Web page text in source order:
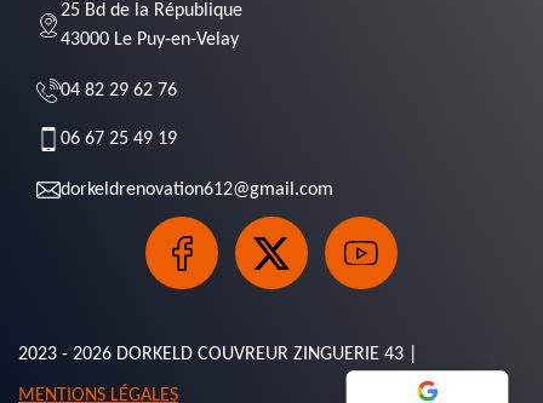
25 Bd de la République
43000 Le Puy-en-Velay
04 82 29 62 76
06 67 25 49 19
dorkeldrenovation612@gmail.com
2023 - 2026 DORKELD COUVREUR ZINGUERIE 43 |
MENTIONS LÉGALES